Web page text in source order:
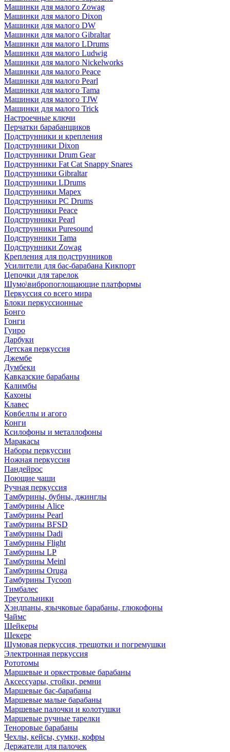
Машинки для малого Zowag
Машинки для малого Dixon
Машинки для малого DW
Машинки для малого Gibraltar
Машинки для малого LDrums
Машинки для малого Ludwig
Машинки для малого Nickelworks
Машинки для малого Peace
Машинки для малого Pearl
Машинки для малого Tama
Машинки для малого TJW
Машинки для малого Trick
Настроечные ключи
Перчатки барабанщиков
Подструнники и крепления
Подструнники Dixon
Подструнники Drum Gear
Подструнники Fat Cat Snappy Snares
Подструнники Gibraltar
Подструнники LDrums
Подструнники Mapex
Подструнники PC Drums
Подструнники Peace
Подструнники Pearl
Подструнники Puresound
Подструнники Tama
Подструнники Zowag
Крепления для подструнников
Усилители для бас-барабана Кикпорт
Цепочки для тарелок
Шумо\вибропоглощающие платформы
Перкуссия со всего мира
Блоки перкуссионные
Бонго
Гонги
Гуиро
Дарбуки
Детская перкуссия
Джембе
Думбеки
Кавказские барабаны
Калимбы
Кахоны
Клавес
Ковбеллы и агого
Конги
Ксилофоны и металлофоны
Маракасы
Наборы перкуссии
Ножная перкуссия
Пандейрос
Поющие чаши
Ручная перкуссия
Тамбурины, бубны, джинглы
Тамбурины Alice
Тамбурины Pearl
Тамбурины BFSD
Тамбурины Dadi
Тамбурины Flight
Тамбурины LP
Тамбурины Meinl
Тамбурины Oruga
Тамбурины Tycoon
Тимбалес
Треугольники
Хэндпаны, язычковые барабаны, глюкофоны
Чаймс
Шейкеры
Шекере
Шумовая перкуссия, трещотки и погремушки
Электронная перкуссия
Рототомы
Маршевые и оркестровые барабаны
Аксессуары, стойки, ремни
Маршевые бас-барабаны
Маршевые малые барабаны
Маршевые палочки и колотушки
Маршевые ручные тарелки
Теноровые барабаны
Чехлы, кейсы, сумки, кофры
Держатели для палочек